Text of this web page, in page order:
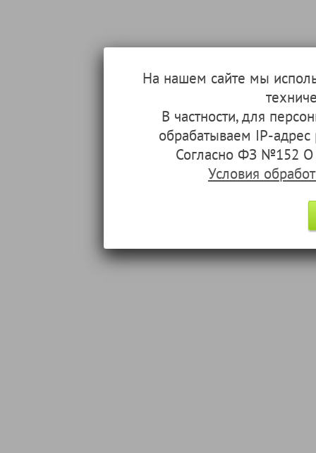
На нашем сайте мы
В частности, для
обрабатываем IP-
Согласно ФЗ №152 О
Условия